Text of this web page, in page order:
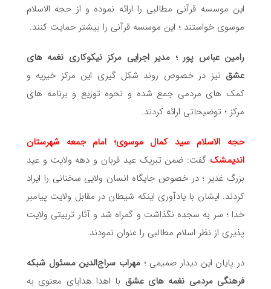
این موسسه قرآنی مطالبی را ارائه نموده و از حجه الاسلام
موسوی خواستند ؛ این موسسه قرآنی را بیشتر حمایت کنند.
رامین عباس پور ؛ مدیر اجرایی مرکز نیکوکاری نغمه های
عشق نیز در خصوص روند شکل گیری این مرکز خیریه و
کمک های مردمی جمع شده و نحوه توزیع و برنامه های
مرکز ؛ توضیحاتی ارائه کردند.
حجه الاسلام سید کمال موسوی؛ امام جمعه شهرستان
اندیمشک گفت: ضمن تبریک عید قربان و دهه ولایت و عید
بزرگ غدیر ؛ در خصوص جایگاه انسان ولایی سخنانی را ایراد
کردند. ایشان با یادآوری اینکه شیطان در مقابل ولایت پیامبر
خدا ؛ سر به سجده نگذاشت و گمراه شد و آثار تربیتی ولایت
پذیری از نظر اسلام مطالبی را عنوان نمودند.
در پایان این دیدار صمیمی ؛ مهراب سراج‌الدين مسئول شبکه
فرهنگی مردمی نغمه های عشق با اهدا هدایای معنوی به